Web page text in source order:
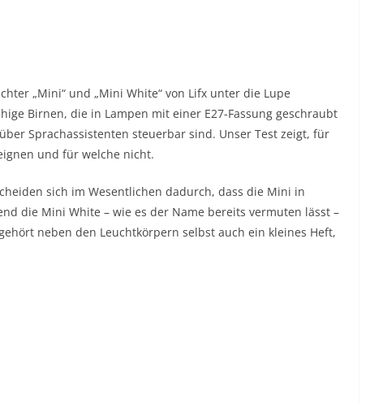
„Mini“ und „Mini White“ von Lifx unter die Lupe
Birnen, die in Lampen mit einer E27-Fassung geschraubt
Sprachassistenten steuerbar sind. Unser Test zeigt, für
und für welche nicht.
sich im Wesentlichen dadurch, dass die Mini in
die Mini White – wie es der Name bereits vermuten lässt –
neben den Leuchtkörpern selbst auch ein kleines Heft,